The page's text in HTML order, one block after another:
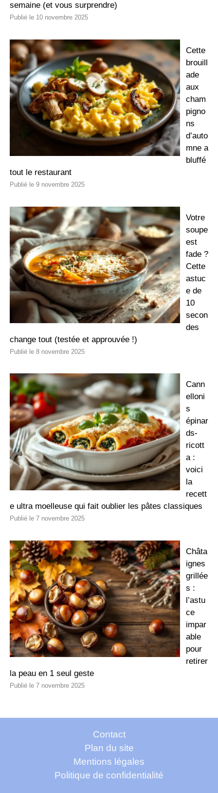
semaine (et vous surprendre)
10 novembre 2025
Cette
brouill
ade
aux
cham
pigno
ns
d’auto
mne a
bluffé
tout le restaurant
9 novembre 2025
Votre
soupe
est
fade ?
Cette
astuc
e de
10
secon
des
change tout (testée et approuvée !)
8 novembre 2025
Cann
elloni
s
épinar
ds-
ricott
a :
voici
la
recett
e ultra moelleuse qui fait oublier les pâtes classiques
7 novembre 2025
Châta
ignes
grillée
s :
l’astu
ce
impar
able
pour
retirer
la peau en 1 seul geste
7 novembre 2025
Contact
Plan du site
Mentions légales
Politique de confidentialité